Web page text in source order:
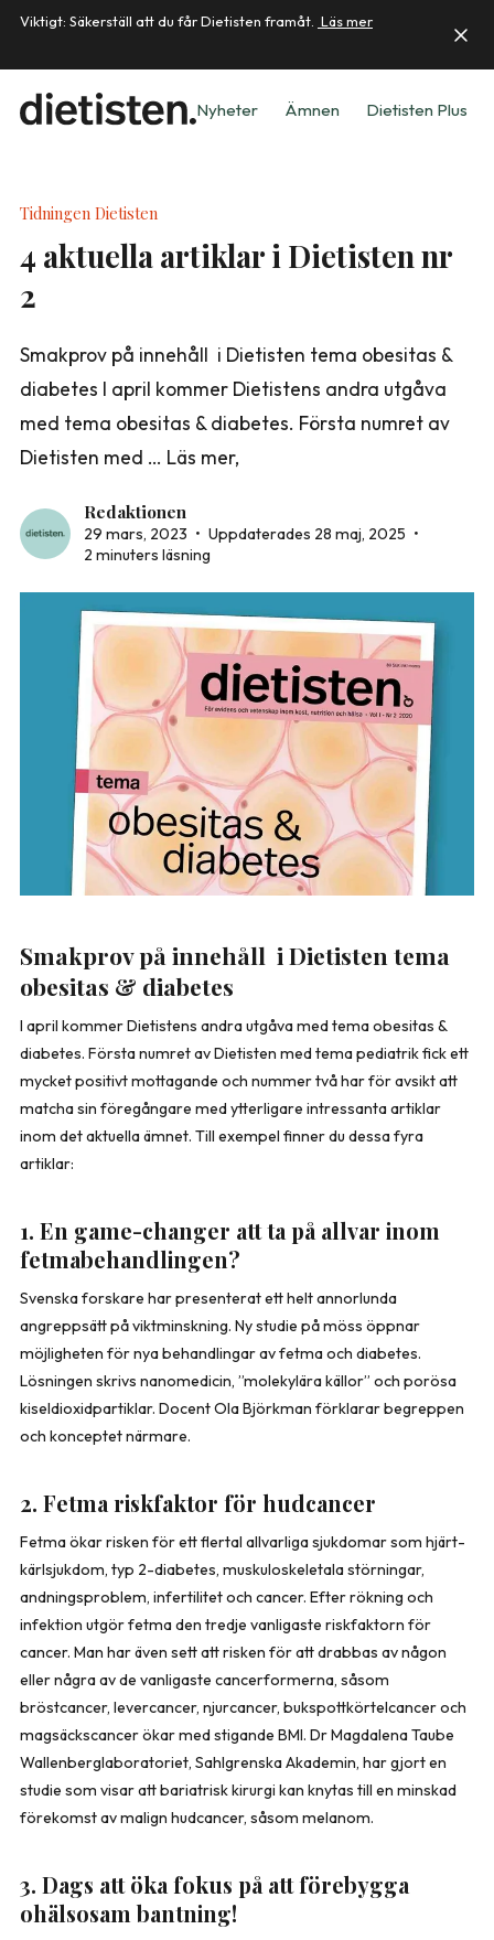
Viktigt: Säkerställ att du får Dietisten framåt. Läs mer
Nyheter Ämnen Dietisten Plus
Tidningen Dietisten
4 aktuella artiklar i Dietisten nr
2
Smakprov på innehåll i Dietisten tema obesitas &
diabetes I april kommer Dietistens andra utgåva
med tema obesitas & diabetes. Första numret av
Dietisten med … Läs mer,
Redaktionen
29 mars, 2023 • Uppdaterades 28 maj, 2025 •
2 minuters läsning
Smakprov på innehåll i Dietisten tema
obesitas & diabetes
I april kommer Dietistens andra utgåva med tema obesitas &
diabetes. Första numret av Dietisten med tema pediatrik fick ett
mycket positivt mottagande och nummer två har för avsikt att
matcha sin föregångare med ytterligare intressanta artiklar
inom det aktuella ämnet. Till exempel finner du dessa fyra
artiklar:
1. En game-changer att ta på allvar inom
fetmabehandlingen?
Svenska forskare har presenterat ett helt annorlunda
angreppsätt på viktminskning. Ny studie på möss öppnar
möjligheten för nya behandlingar av fetma och diabetes.
Lösningen skrivs nanomedicin, ”molekylära källor” och porösa
kiseldioxidpartiklar. Docent Ola Björkman förklarar begreppen
och konceptet närmare.
2. Fetma riskfaktor för hudcancer
Fetma ökar risken för ett flertal allvarliga sjukdomar som hjärt-
kärlsjukdom, typ 2-diabetes, muskuloskeletala störningar,
andningsproblem, infertilitet och cancer. Efter rökning och
infektion utgör fetma den tredje vanligaste riskfaktorn för
cancer. Man har även sett att risken för att drabbas av någon
eller några av de vanligaste cancerformerna, såsom
bröstcancer, levercancer, njurcancer, bukspottkörtelcancer och
magsäckscancer ökar med stigande BMI. Dr Magdalena Taube
Wallenberglaboratoriet, Sahlgrenska Akademin, har gjort en
studie som visar att bariatrisk kirurgi kan knytas till en minskad
förekomst av malign hudcancer, såsom melanom.
3. Dags att öka fokus på att förebygga
ohälsosam bantning!